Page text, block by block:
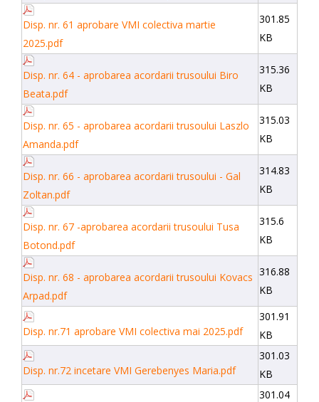
Disp. nr. 61 aprobare VMI colectiva martie
2025.pdf
301.85
KB
Disp. nr. 64 - aprobarea acordarii trusoului Biro
Beata.pdf
315.36
KB
Disp. nr. 65 - aprobarea acordarii trusoului Laszlo
Amanda.pdf
315.03
KB
Disp. nr. 66 - aprobarea acordarii trusoului - Gal
Zoltan.pdf
314.83
KB
Disp. nr. 67 -aprobarea acordarii trusoului Tusa
Botond.pdf
315.6
KB
Disp. nr. 68 - aprobarea acordarii trusoului Kovacs
Arpad.pdf
316.88
KB
Disp. nr.71 aprobare VMI colectiva mai 2025.pdf
301.91
KB
Disp. nr.72 incetare VMI Gerebenyes Maria.pdf
301.03
KB
301.04